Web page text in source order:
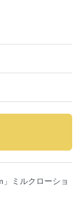
ミルクローショ